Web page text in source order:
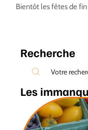
Bientôt les fêtes de
Recherche
Les